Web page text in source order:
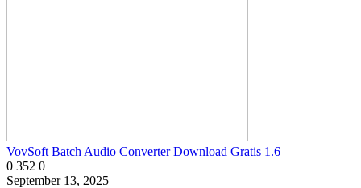
VovSoft Batch Audio Converter Download Gratis 1.6
0 352 0
September 13, 2025